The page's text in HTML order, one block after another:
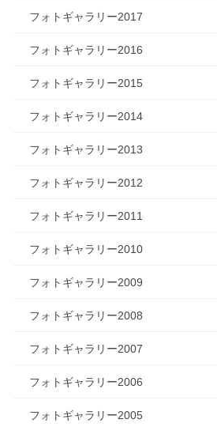
フォトギャラリー2017
フォトギャラリー2016
フォトギャラリー2015
フォトギャラリー2014
フォトギャラリー2013
フォトギャラリー2012
フォトギャラリー2011
フォトギャラリー2010
フォトギャラリー2009
フォトギャラリー2008
フォトギャラリー2007
フォトギャラリー2006
フォトギャラリー2005